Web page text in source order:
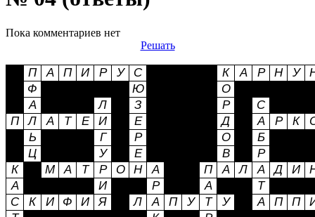
Пока комментариев нет
Решать